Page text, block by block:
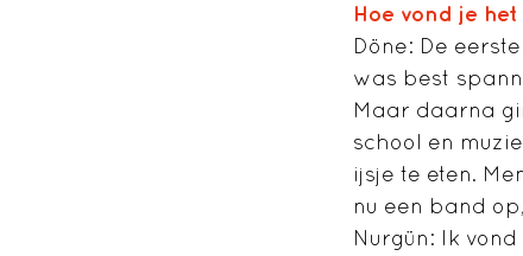
Hoe vond je
Döne: De
was best
Maar daarna
school en
ijsje te eten.
nu een band
Nurgün: Ik